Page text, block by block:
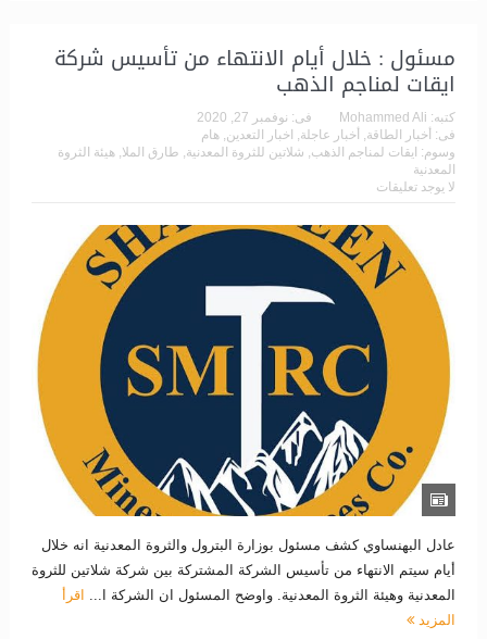
مسئول : خلال أيام الانتهاء من تأسيس شركة
ايقات لمناجم الذهب
كتبه: Mohammed Ali فى: نوفمبر 27, 2020
فى: أخبار الطاقة, أخبار عاجلة, اخبار التعدين, هام
وسوم: ايقات لمناجم الذهب, شلاتين للثروة المعدنية, طارق الملا, هيئة الثروة
المعدنية
لا يوجد تعليقات
عادل البهنساوي كشف مسئول بوزارة البترول والثروة المعدنية انه خلال
أيام سيتم الانتهاء من تأسيس الشركة المشتركة بين شركة شلاتين للثروة
المعدنية وهيئة الثروة المعدنية. واوضح المسئول ان الشركة ا...
اقرأ
المزيد